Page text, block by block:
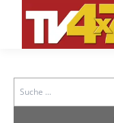
Search